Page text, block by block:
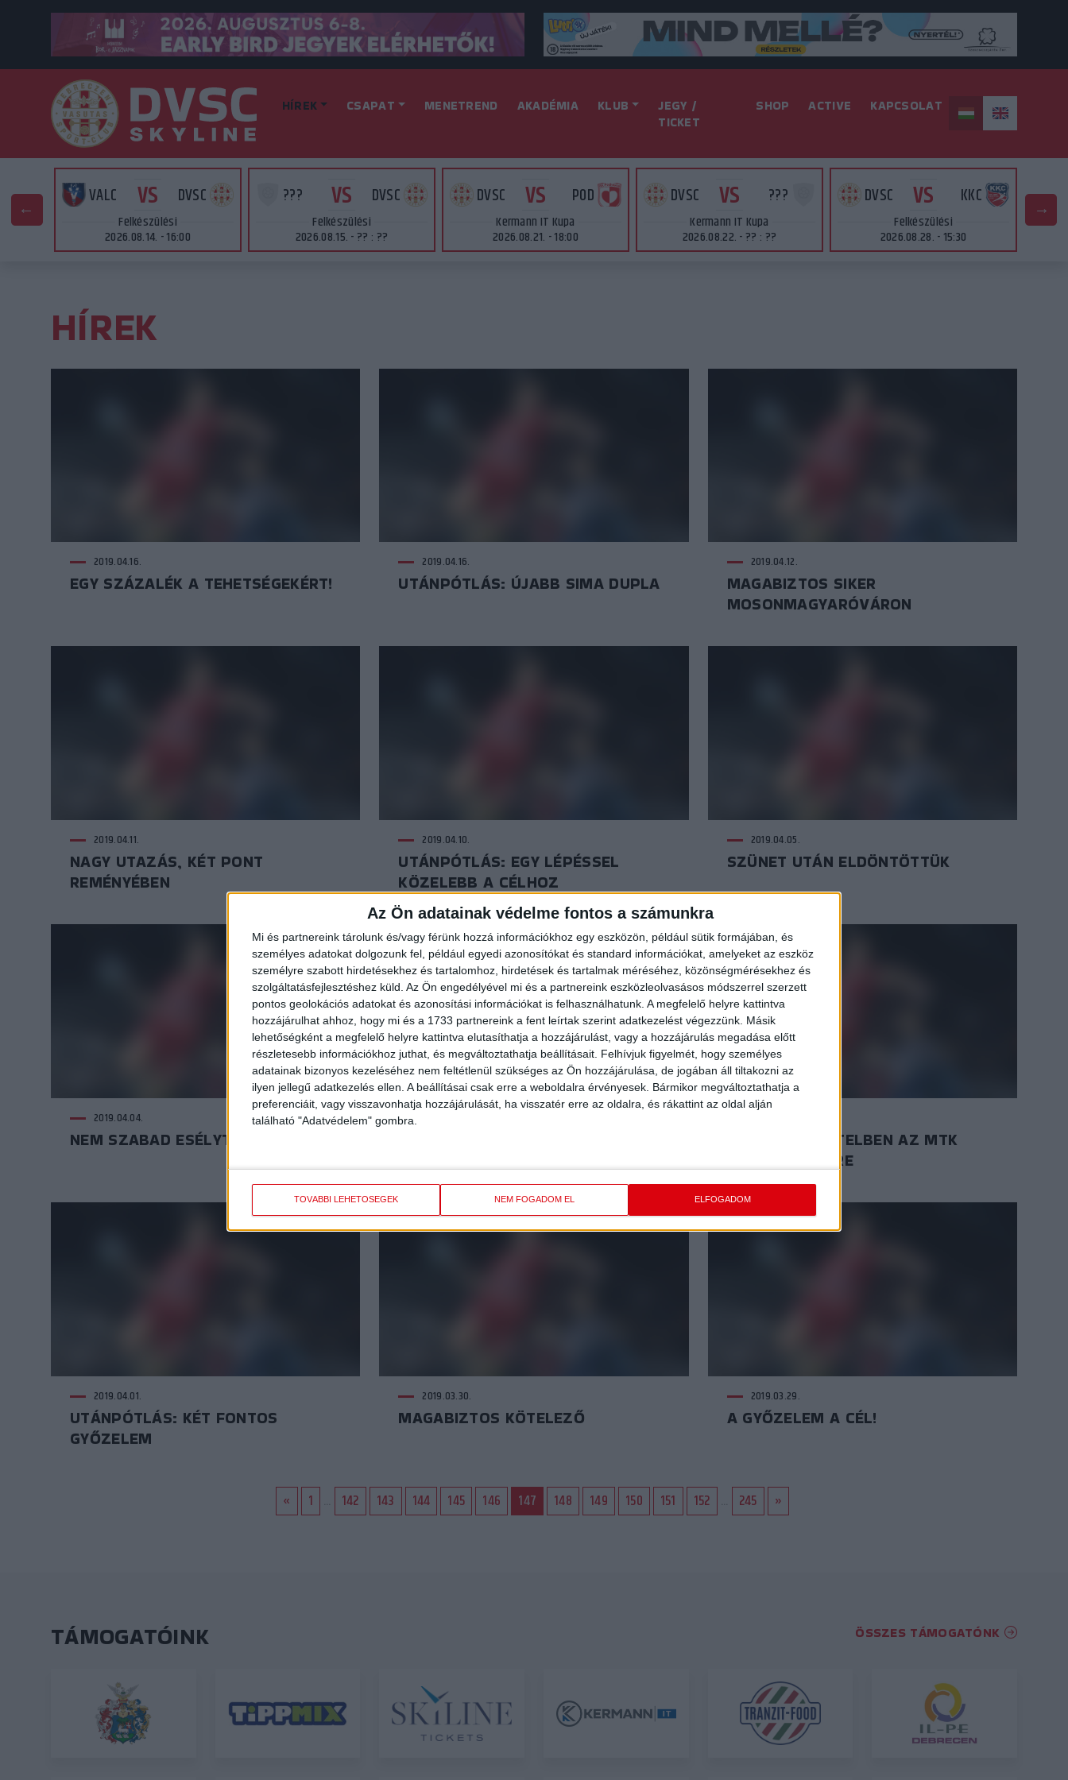
Az Ön adatainak védelme fontos a számunkra
Mi és partnereink tárolunk és/vagy férünk hozzá információkhoz egy eszközön, például sütik formájában, és
személyes adatokat dolgozunk fel, például egyedi azonosítókat és standard információkat, amelyeket az eszköz
személyre szabott hirdetésekhez és tartalomhoz, hirdetések és tartalmak méréséhez, közönségmérésekhez és
szolgáltatásfejlesztéshez küld. Az Ön engedélyével mi és a partnereink eszközleolvasásos módszerrel szerzett
pontos geolokációs adatokat és azonosítási információkat is felhasználhatunk. A megfelelő helyre kattintva
hozzájárulhat ahhoz, hogy mi és a 1733 partnereink a fent leírtak szerint adatkezelést végezzünk. Másik
lehetőségként a megfelelő helyre kattintva elutasíthatja a hozzájárulást, vagy a hozzájárulás megadása előtt
részletesebb információkhoz juthat, és megváltoztathatja beállításait. Felhívjuk figyelmét, hogy személyes
adatainak bizonyos kezeléséhez nem feltétlenül szükséges az Ön hozzájárulása, de jogában áll tiltakozni az
ilyen jellegű adatkezelés ellen. A beállításai csak erre a weboldalra érvényesek. Bármikor megváltoztathatja a
preferenciáit, vagy visszavonhatja hozzájárulását, ha visszatér erre az oldalra, és rákattint az oldal alján
található "Adatvédelem" gombra.
TOVÁBBI LEHETŐSÉGEK NEM FOGADOM EL ELFOGADOM
HÍREK CSAPAT MENETREND AKADÉMIA KLUB
JEGY /
TICKET
SHOP ACTIVE KAPCSOLAT
VALC VS DVSC
Felkészülési
2026.08.14. - 16:00
??? VS DVSC
Felkészülési
2026.08.15. - ?? : ??
DVSC VS POD
Kermann IT Kupa
2026.08.21. - 18:00
DVSC VS ???
Kermann IT Kupa
2026.08.22. - ?? : ??
DVSC VS KKC
Felkészülési
2026.08.28. - 15:30
HÍREK
2019.04.16.
EGY SZÁZALÉK A TEHETSÉGEKÉRT!
2019.04.16.
UTÁNPÓTLÁS: ÚJABB SIMA DUPLA
2019.04.12.
MAGABIZTOS SIKER
MOSONMAGYARÓVÁRON
2019.04.11.
NAGY UTAZÁS, KÉT PONT
REMÉNYÉBEN
2019.04.10.
UTÁNPÓTLÁS: EGY LÉPÉSSEL
KÖZELEBB A CÉLHOZ
2019.04.05.
SZÜNET UTÁN ELDÖNTÖTTÜK
2019.04.04.
NEM SZABAD ESÉLYT ADNI!
JEGYEK ELŐVÉTELBEN AZ MTK
ELLENI MECCSRE
2019.04.01.
UTÁNPÓTLÁS: KÉT FONTOS
GYŐZELEM
2019.03.30.
MAGABIZTOS KÖTELEZŐ
2019.03.29.
A GYŐZELEM A CÉL!
« 1 142 143 144 145 146 147 148 149 150 151 152 245 »
TÁMOGATÓINK ÖSSZES TÁMOGATÓNK